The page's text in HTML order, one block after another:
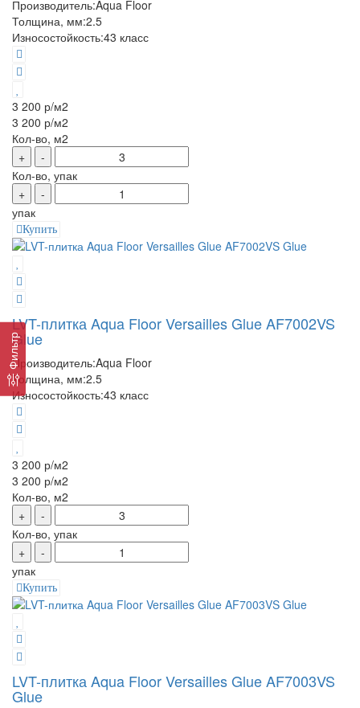
Фильтр
Производитель:Aqua Floor
Толщина, мм:2.5
Износостойкость:43 класс
3 200 р/м2
3 200 р/м2
Кол-во, м2
+
-
Кол-во, упак
+
-
упак
Купить
LVT-плитка Aqua Floor Versailles Glue AF7002VS
Glue
Производитель:Aqua Floor
Толщина, мм:2.5
Износостойкость:43 класс
3 200 р/м2
3 200 р/м2
Кол-во, м2
+
-
Кол-во, упак
+
-
упак
Купить
LVT-плитка Aqua Floor Versailles Glue AF7003VS
Glue